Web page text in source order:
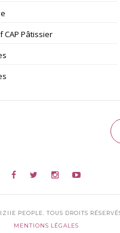
CAP Pâtissier
PEOPLE. TOUS DROITS
MENTIONS LÉGALES